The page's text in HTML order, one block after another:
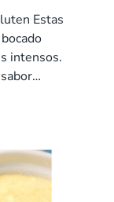
Estas
intensos.